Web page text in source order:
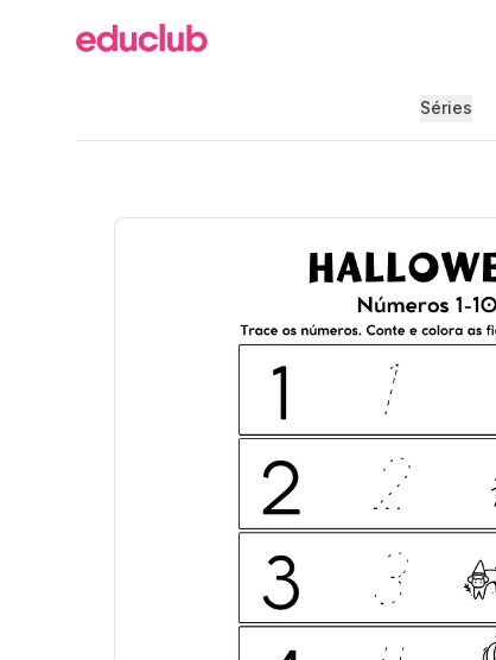
Educlub
Séries